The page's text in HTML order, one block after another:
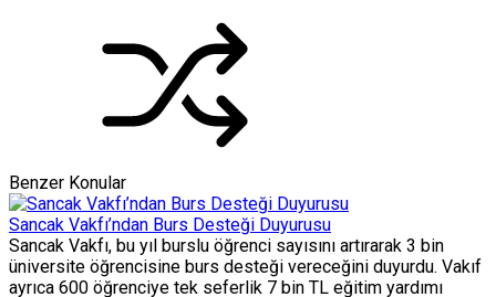
Benzer Konular
Sancak Vakfı’ndan Burs Desteği Duyurusu
Sancak Vakfı, bu yıl burslu öğrenci sayısını artırarak 3 bin
üniversite öğrencisine burs desteği vereceğini duyurdu. Vakıf
ayrıca 600 öğrenciye tek seferlik 7 bin TL eğitim yardımı